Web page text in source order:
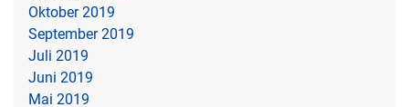
Oktober 2019
September 2019
Juli 2019
Juni 2019
Mai 2019